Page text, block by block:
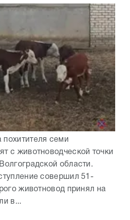
похитителя семи
с животноводческой точки
области.
совершил 51-
животновод принял на
в...